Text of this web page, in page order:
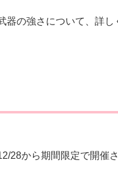
器の強さについて、詳し
28から期間限定で開催